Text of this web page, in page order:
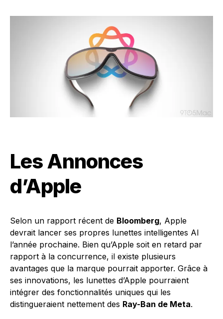
Les Annonces
d’Apple
Selon un rapport récent de Bloomberg, Apple
devrait lancer ses propres lunettes intelligentes AI
l’année prochaine. Bien qu’Apple soit en retard par
rapport à la concurrence, il existe plusieurs
avantages que la marque pourrait apporter. Grâce à
ses innovations, les lunettes d’Apple pourraient
intégrer des fonctionnalités uniques qui les
distingueraient nettement des Ray-Ban de Meta.